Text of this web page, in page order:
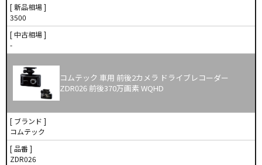
[ 新品相場 ]
3500
[ 中古相場 ]
-
コムテック 車用 前後2カメラ ドライブレコーダー
ZDR026 前後370万画素 WQHD
[ ブランド ]
コムテック
[ 品番 ]
ZDR026